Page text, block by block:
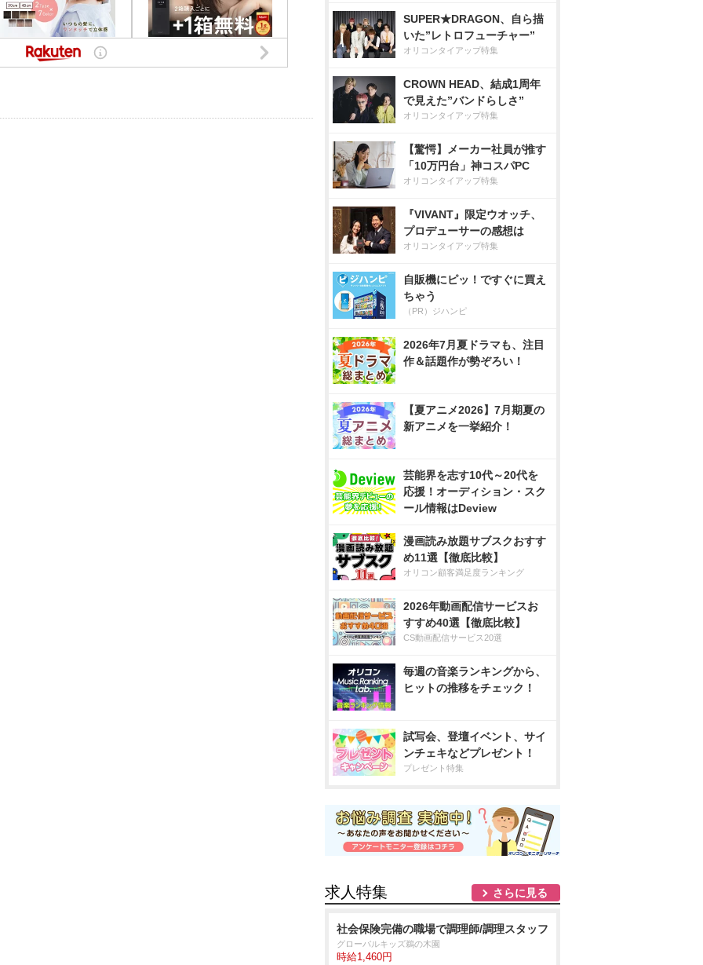
SUPER★DRAGON、自ら描
いた”レトロフューチャー”
オリコンタイアップ特集
CROWN HEAD、結成1周年
で見えた”バンドらしさ”
オリコンタイアップ特集
【驚愕】メーカー社員が推す
「10万円台」神コスパPC
オリコンタイアップ特集
『VIVANT』限定ウオッチ、
プロデューサーの感想は
オリコンタイアップ特集
自販機にピッ！ですぐに買え
ちゃう
（PR）ジハンピ
2026年7月夏ドラマも、注目
作＆話題作が勢ぞろい！
【夏アニメ2026】7月期夏の
新アニメを一挙紹介！
芸能界を志す10代～20代を
応援！オーディション・スク
ール情報はDeview
漫画読み放題サブスクおすす
め11選【徹底比較】
オリコン顧客満足度ランキング
2026年動画配信サービスお
すすめ40選【徹底比較】
CS動画配信サービス20選
毎週の音楽ランキングから、
ヒットの推移をチェック！
試写会、登壇イベント、サイ
ンチェキなどプレゼント！
プレゼント特集
求人特集 さらに見る
社会保険完備の職場で調理師/調理スタッフ
グローバルキッズ鵜の木園
時給1,460円